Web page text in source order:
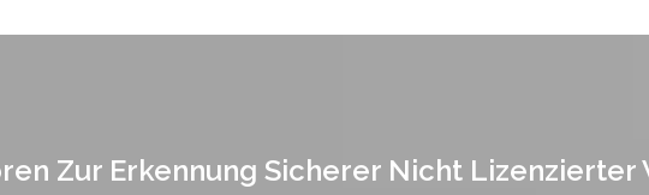
Zur Erkennung Sicherer Nicht